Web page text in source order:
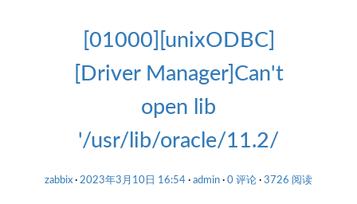
[01000][unixODBC]
[Driver Manager]Can't
open lib
'/usr/lib/oracle/11.2/
zabbix 2023年3月10日 16:54 admin 0 评论 3726 阅读